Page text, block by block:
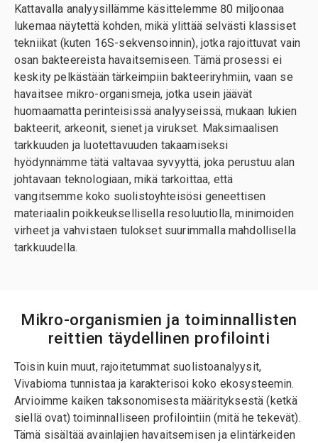
Kattavalla analyysillämme käsittelemme 80 miljoonaa
lukemaa näytettä kohden, mikä ylittää selvästi klassiset
tekniikat (kuten 16S-sekvensoinnin), jotka rajoittuvat vain
osan bakteereista havaitsemiseen. Tämä prosessi ei
keskity pelkästään tärkeimpiin bakteeriryhmiin, vaan se
havaitsee mikro-organismeja, jotka usein jäävät
huomaamatta perinteisissä analyyseissä, mukaan lukien
bakteerit, arkeonit, sienet ja virukset. Maksimaalisen
tarkkuuden ja luotettavuuden takaamiseksi
hyödynnämme tätä valtavaa syvyyttä, joka perustuu alan
johtavaan teknologiaan, mikä tarkoittaa, että
vangitsemme koko suolistoyhteisösi geneettisen
materiaalin poikkeuksellisella resoluutiolla, minimoiden
virheet ja vahvistaen tulokset suurimmalla mahdollisella
tarkkuudella.
Mikro-organismien ja toiminnallisten
reittien täydellinen profilointi
Toisin kuin muut, rajoitetummat suolistoanalyysit,
Vivabioma tunnistaa ja karakterisoi koko ekosysteemin.
Arvioimme kaiken taksonomisesta määrityksestä (ketkä
siellä ovat) toiminnalliseen profilointiin (mitä he tekevät).
Tämä sisältää avainlajien havaitsemisen ja elintärkeiden